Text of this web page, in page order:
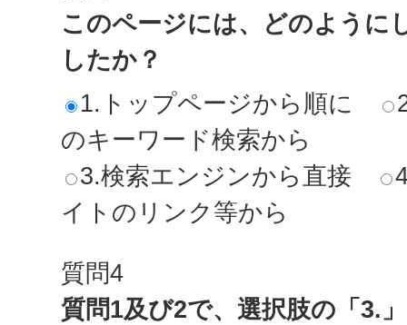
このページには、どのように
したか？
1.トップページから順に
のキーワード検索から
3.検索エンジンから直接
イトのリンク等から
質問4
質問1及び2で、選択肢の「3.